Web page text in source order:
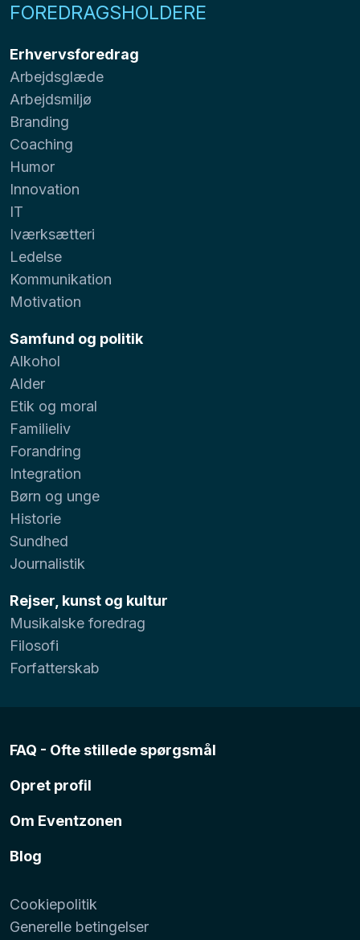
FOREDRAGSHOLDERE
Erhvervsforedrag
Arbejdsglæde
Arbejdsmiljø
Branding
Coaching
Humor
Innovation
IT
Iværksætteri
Ledelse
Kommunikation
Motivation
Samfund og politik
Alkohol
Alder
Etik og moral
Familieliv
Forandring
Integration
Børn og unge
Historie
Sundhed
Journalistik
Rejser, kunst og kultur
Musikalske foredrag
Filosofi
Forfatterskab
FAQ - Ofte stillede spørgsmål
Opret profil
Om Eventzonen
Blog
Cookiepolitik
Generelle betingelser